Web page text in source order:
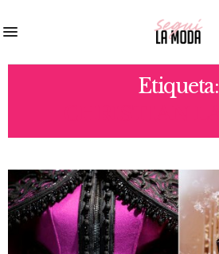
Etiqueta: